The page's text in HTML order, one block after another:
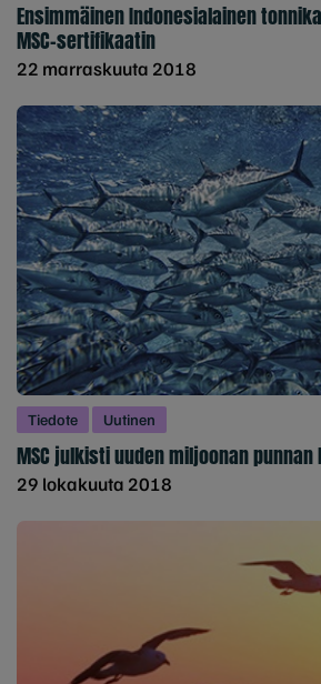
Ensimmäinen Indonesialainen
MSC-sertifikaatin
22 marraskuuta 2018
Tiedote Uutinen
MSC julkisti uuden miljoonan
29 lokakuuta 2018